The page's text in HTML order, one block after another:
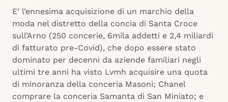
E’ l’ennesima acquisizione di un marchio della
moda nel distretto della concia di Santa Croce
sull’Arno (250 concerie, 6mila addetti e 2,4 miliardi
di fatturato pre-Covid), che dopo essere stato
dominato per decenni da aziende familiari negli
ultimi tre anni ha visto Lvmh acquisire una quota
di minoranza della conceria Masoni; Chanel
comprare la conceria Samanta di San Miniato; e